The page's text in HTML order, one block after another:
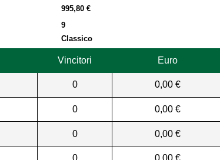
995,80 €
9
Classico
Vincitori Euro
0 0,00 €
0 0,00 €
0 0,00 €